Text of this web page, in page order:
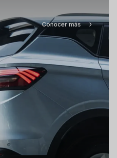
Conocer más